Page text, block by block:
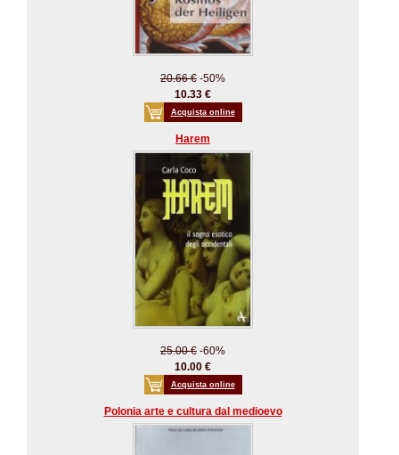
20.66 € -50%
10.33 €
Acquista online
Harem
25.00 € -60%
10.00 €
Acquista online
Polonia arte e cultura dal medioevo